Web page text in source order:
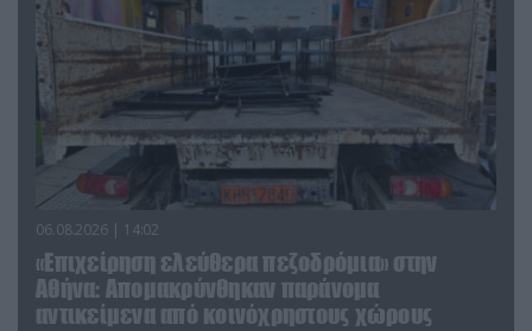
06.08.2026 | 14:02
«Επιχείρηση ελεύθερα πεζοδρόμια» στην
Αθήνα: Απομακρύνθηκαν παράνομα
αντικείμενα από κοινόχρηστους χώρους